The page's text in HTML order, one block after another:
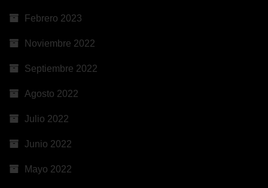
Febrero 2023
Noviembre 2022
Septiembre 2022
Agosto 2022
Julio 2022
Junio 2022
Mayo 2022